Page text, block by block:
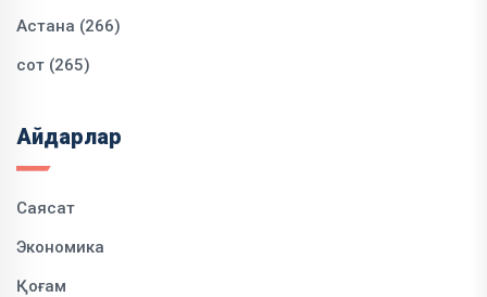
Астана (266)
сот (265)
Айдарлар
Саясат
Экономика
Қоғам